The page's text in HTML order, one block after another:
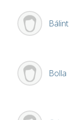
Bálint
Bolla